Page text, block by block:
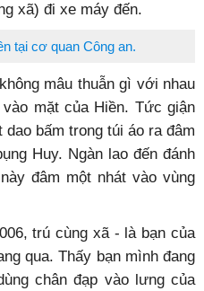
xã) đi xe máy đến.
tại cơ quan Công an.
mâu thuẫn gì với nhau
mặt của Hiền. Tức giận
bấm trong túi áo ra đâm
Huy. Ngàn lao đến đánh
đâm một nhát vào vùng
trú cùng xã - là bạn của
qua. Thấy bạn mình đang
chân đạp vào lưng của